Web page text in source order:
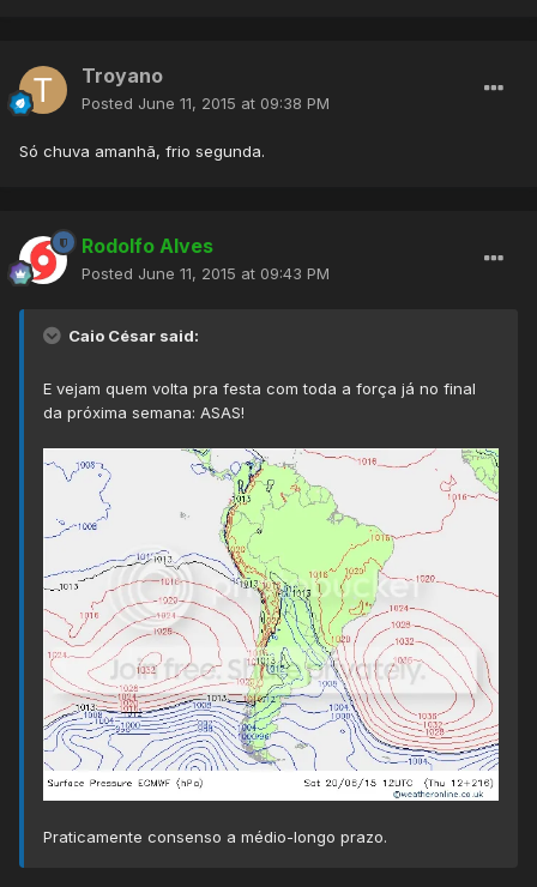
Troyano
Posted June 11, 2015 at 09:38 PM
Só chuva amanhã, frio segunda.
Rodolfo Alves
Posted June 11, 2015 at 09:43 PM
Caio César said:
E vejam quem volta pra festa com toda a força já no final
da próxima semana: ASAS!
Praticamente consenso a médio-longo prazo.